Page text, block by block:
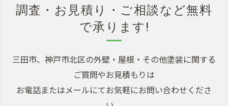
調査・お見積り・ご相談など無料
で承ります!
三田市、神戸市北区の外壁・屋根・その他塗装に関する
ご質問やお見積もりは
お電話またはメールにてお気軽にお問い合わせくださ